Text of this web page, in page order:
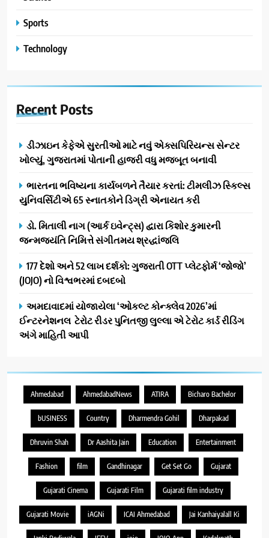
Sports
Technology
Recent Posts
ડીઝાઇન કેફેએ સુરતીઓ માટે નવું એક્સપિરિયન્સ સેન્ટર
ખોલ્યું, ગુજરાતમાં પોતાની હાજરી વધુ મજબૂત બનાવી
ભારતના ભવિષ્યના કાર્યબળને તૈયાર કરતાં: ટીમલીઝ સ્કિલ્સ
યુનિવર્સિટીએ 65 સ્નાતકોને ડિગ્રી એનાયત કરી
ડો. મિતાલી નાગ (આર્ક ઇવેન્ટ્સ) દ્વારા કિશોર કુમારની
જન્મજયંતિ નિમિત્તે સંગીતમય શ્રદ્ધાંજલિ
177 દેશો અને 52 લાખ દર્શકો: ગુજરાતી OTT પ્લેટફોર્મ ‘જોજો’
(JOJO) નો વિશ્વભરમાં દબદબો
અમદાવાદમાં યોજાયેલા ‘ઓકલ્ટ કોન્ક્લેવ 2026’માં
ઈન્ટરનેશનલ ટેરોટ રીડર પુનિતજી લુલ્લા એ ટેરોટ કાર્ડ રીડિંગ
અંગે માહિતી આપી
Ahmedabad AhmedabadNews ATIRA Bicharo Bachelor
bUSINESS Country Dharmendra Gohil Dharpakad
Dhruvin Shah Dr Aashita Jain Education Entertainment
Fashion film Gandhinagar Get Set Go Gujarat
Gujarati Cinema Gujarati Film Gujarati film industry
Gujarati Movie iAGNi ICAI Ahmedabad Jai Kanhaiyalall Ki